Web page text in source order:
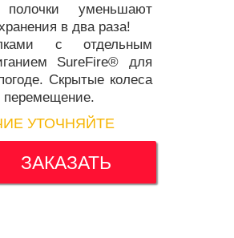
уменьшают
в два раза!
с отдельным
SureFire® для
Скрытые колеса
перемещение.
УТОЧНЯЙТЕ
ЗАКАЗАТЬ